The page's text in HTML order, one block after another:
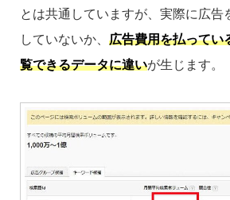
とは共通していますが、実際に広告
していないか、 広告費用を払ってい
覧できるデータに違いが生じます。